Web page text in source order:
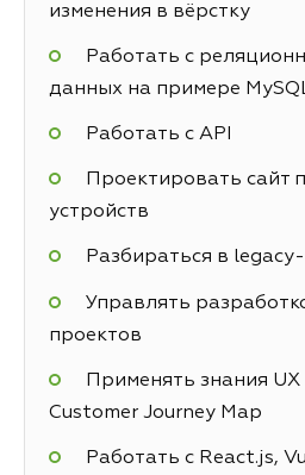
изменения в вёрстку
Работать с
данных на примере
Работать с API
Проектировать сайт
устройств
Разбираться в
Управлять
проектов
Применять знания
Customer Journey Map
Работать с React.js,